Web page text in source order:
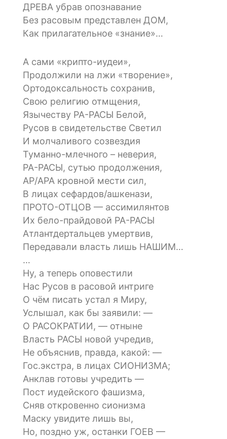
ДРЕВА убрав опознавание
Без расовым представлен ДОМ,
Как прилагательное «знание»…
А сами «крипто-иудеи»,
Продолжили на лжи «творение»,
Ортодоксальность сохранив,
Свою религию отмщения,
Язычеству РА-РАСЫ Белой,
Русов в свидетельстве Светил
И молчаливого созвездия
Туманно-млечного – неверия,
РА-РАСЫ, сутью продолжения,
АР/АРА кровной мести сил,
В лицах сефардов/ашкенази,
ПРОТО-ОТЦОВ — ассимилянтов
Их бело-прайдовой РА-РАСЫ
Атлантдертальцев умертвив,
Передавали власть лишь НАШИМ…
…
Ну, а теперь оповестили
Нас Русов в расовой интриге
О чём писать устал я Миру,
Услышал, как бы заявили: —
О РАСОКРАТИИ, — отныне
Власть РАСЫ новой учредив,
Не объяснив, правда, какой: —
Гос.экстра, в лицах СИОНИЗМА;
Анклав готовы учредить —
Пост иудейского фашизма,
Сняв откровенно сионизма
Маску увидите лишь вы,
Но, поздно уж, останки ГОЕВ —